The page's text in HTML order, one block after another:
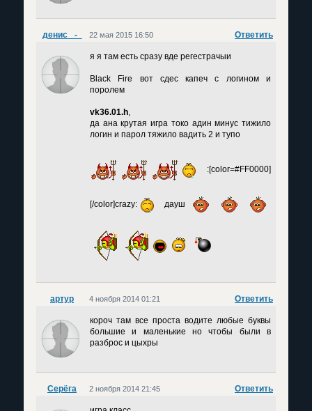
денис _-_ Ответить
22 мая 2015 16:50
я я там есть сразу вде регестрачыи
Black Fire вот сдес капеч с логином и
поролем
vk36.01.h,
да ана крутая игра токо адин минус тижило
логин и парол тяжило вадить 2 и тупо
:[color=#FF0000]
[/color]crazy: дауш
артур Ответить
4 ноября 2014 01:21
короч там все проста водите любые буквы
большие и маленькие но чтобы были в
разброс и цыхры
Серёга Ответить
2 ноября 2014 21:45